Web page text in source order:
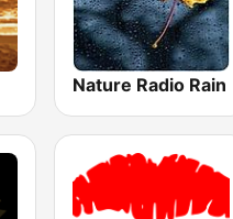
Nature Radio Rain